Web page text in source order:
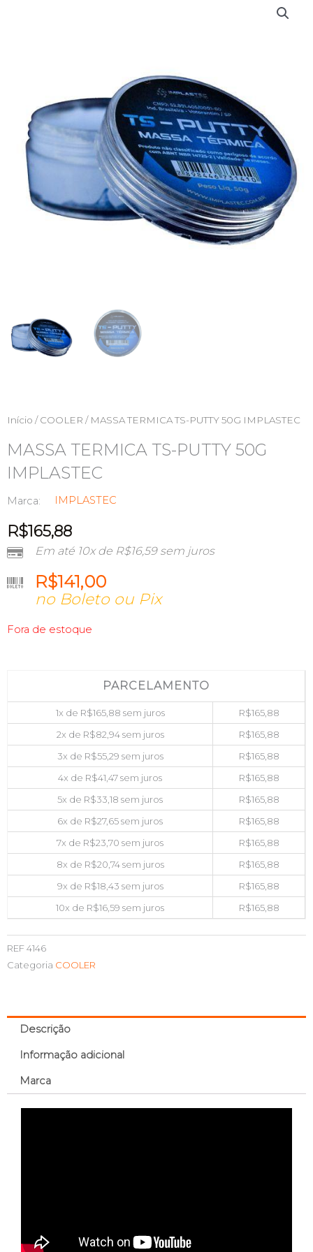
Início /COOLER / MASSA TERMICA TS-PUTTY 50G IMPLASTEC
MASSA TERMICA TS-PUTTY 50G
IMPLASTEC
Marca: IMPLASTEC
R$165,88
Em até 10x de R$16,59sem juros
R$141,00
no Boleto ou Pix
Fora de estoque
PARCELAMENTO
1x de R$165,88 sem juros R$165,88
2x de R$82,94sem juros R$165,88
3x de R$55,29 sem juros R$165,88
4x de R$41,47sem juros R$165,88
5x de R$33,18 sem juros R$165,88
6x de R$27,65sem juros R$165,88
7x de R$23,70 sem juros R$165,88
8x de R$20,74sem juros R$165,88
9x de R$18,43 sem juros R$165,88
10x de R$16,59 sem juros R$165,88
REF4146
Categoria COOLER
Descrição
Informação adicional
Marca